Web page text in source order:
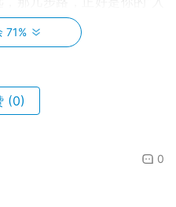
，准备迎接古镇的宁静。
也可以像我一样，偏爱那些
院的纳西特色小院。那些院
里有个小鱼塘，池边种着绣
进来，花香扑鼻，鱼儿在水
71%
(0)
0